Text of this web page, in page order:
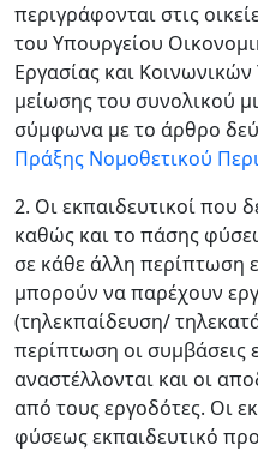
περιγράφονται στις
του Υπουργείου
Εργασίας και
μείωσης του συνολικού
σύμφωνα με το άρθρο
Πράξης Νομοθετικού
2. Οι εκπαιδευτικοί που
καθώς και το πάσης
σε κάθε άλλη περίπτωση
μπορούν να παρέχουν
(τηλεκπαίδευση/
περίπτωση οι συμβάσεις
αναστέλλονται και οι
από τους εργοδότες. Οι
φύσεως εκπαιδευτικό